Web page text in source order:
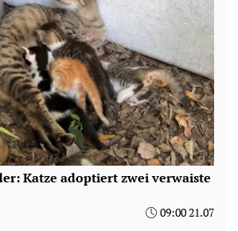
Katze adoptiert zwei verwaiste
09:00 21.07